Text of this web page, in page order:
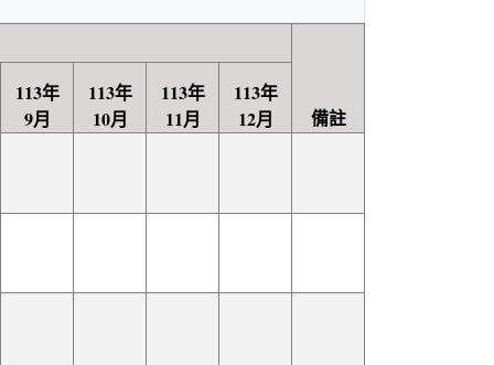
備註
113年
9月
113年
10月
113年
11月
113年
12月